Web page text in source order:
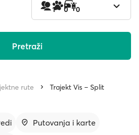
1 0 0
Pretraži
rute Trajekt Vis – Split
Putovanja i karte